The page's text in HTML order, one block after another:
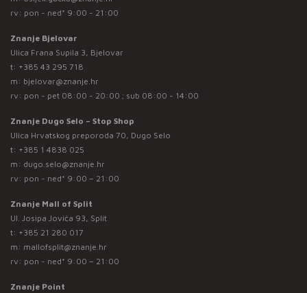
rv: pon - ned* 9:00 - 21:00
Znanje Bjelovar
Ulica Frana Supila 3, Bjelovar
t: +385 43 295 718
m: bjelovar@znanje.hr
rv: pon - pet 08:00 - 20:00 ; sub 08:00 - 14:00
Znanje Dugo Selo – Stop Shop
Ulica Hrvatskog preporoda 70, Dugo Selo
t: +385 1 4838 025
m: dugo.selo@znanje.hr
rv: pon - ned* 9:00 – 21:00
Znanje Mall of Split
Ul. Josipa Jovića 93, Split
t: +385 21 280 017
m: mallofsplit@znanje.hr
rv: pon - ned* 9:00 – 21:00
Znanje Point